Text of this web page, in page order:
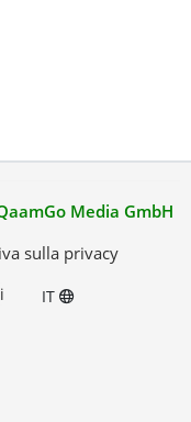
Media GmbH
sulla privacy
IT